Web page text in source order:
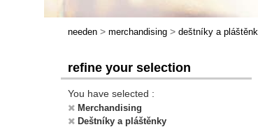
needen > merchandising > deštníky a
refine your selection
You have selected :
Merchandising
Deštníky a pláštěnky